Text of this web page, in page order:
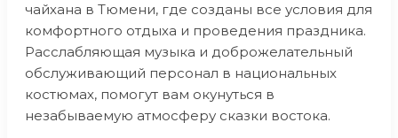
чайхана в Тюмени, где созданы все условия для
комфортного отдыха и проведения праздника.
Расслабляющая музыка и доброжелательный
обслуживающий персонал в национальных
костюмах, помогут вам окунуться в
незабываемую атмосферу сказки востока.